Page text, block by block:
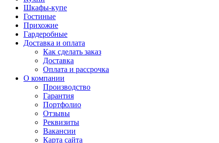
Шкафы-купе
Гостиные
Прихожие
Гардеробные
Доставка и оплата
Как сделать заказ
Доставка
Оплата и рассрочка
О компании
Производство
Гарантия
Портфолио
Отзывы
Реквизиты
Вакансии
Карта сайта